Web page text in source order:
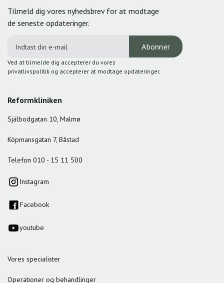
Tilmeld dig vores nyhedsbrev for at modtage
de seneste opdateringer.
Ved at tilmelde dig accepterer du vores
privatlivspolitik og accepterer at modtage opdateringer.
Reformkliniken
Själbodgatan 10, Malmø
Köpmansgatan 7, Båstad
Telefon 010 - 15 11 500
Instagram
Facebook
youtube
Vores specialister
Operationer og behandlinger